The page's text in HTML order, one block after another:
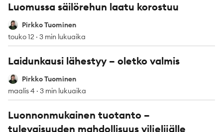
Luomussa säilörehun laatu korostuu
Pirkko Tuominen
Pirkko Tuominen
touko 12 · 3 min lukuaika
Laidunkausi lähestyy – oletko valmis
Pirkko Tuominen
Pirkko Tuominen
maalis 4 · 3 min lukuaika
Luonnonmukainen tuotanto –
tulevaisuuden mahdollisuus viljelijälle